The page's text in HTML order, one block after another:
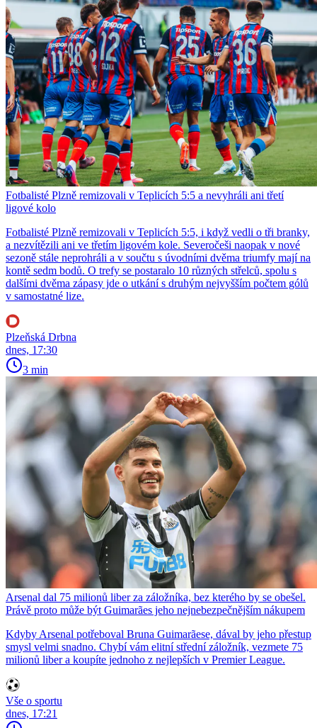
Fotbalisté Plzně remizovali v Teplicích 5:5 a nevyhráli ani třetí
ligové kolo
Fotbalisté Plzně remizovali v Teplicích 5:5, i když vedli o tři branky,
a nezvítězili ani ve třetím ligovém kole. Severočeši naopak v nové
sezoně stále neprohráli a v součtu s úvodními dvěma triumfy mají na
kontě sedm bodů. O trefy se postaralo 10 různých střelců, spolu s
dalšími dvěma zápasy jde o utkání s druhým nejvyšším počtem gólů
v samostatné lize.
Plzeňská Drbna
dnes, 17:30
3 min
Arsenal dal 75 milionů liber za záložníka, bez kterého by se obešel.
Právě proto může být Guimarães jeho nejnebezpečnějším nákupem
Kdyby Arsenal potřeboval Bruna Guimarãese, dával by jeho přestup
smysl velmi snadno. Chybí vám elitní střední záložník, vezmete 75
milionů liber a koupíte jednoho z nejlepších v Premier League.
Vše o sportu
dnes, 17:21